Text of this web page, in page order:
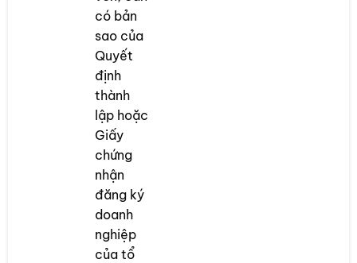
có bản
sao của
Quyết
định
thành
lập hoặc
Giấy
chứng
nhận
đăng ký
doanh
nghiệp
của tổ